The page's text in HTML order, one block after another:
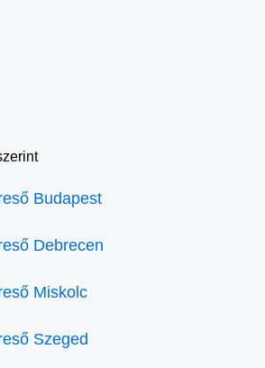
Budapest
Debrecen
Miskolc
Szeged